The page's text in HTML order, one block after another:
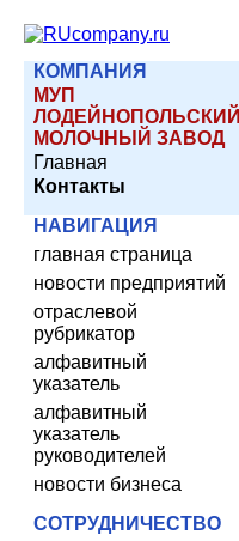
КОМПАНИЯ
МУП
ЛОДЕЙНОПОЛЬСКИЙ
МОЛОЧНЫЙ ЗАВОД
Главная
Контакты
НАВИГАЦИЯ
главная страница
новости предприятий
отраслевой
рубрикатор
алфавитный
указатель
алфавитный
указатель
руководителей
новости бизнеса
СОТРУДНИЧЕСТВО